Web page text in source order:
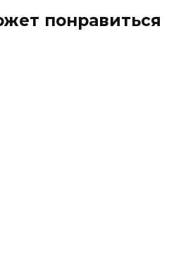
понравиться